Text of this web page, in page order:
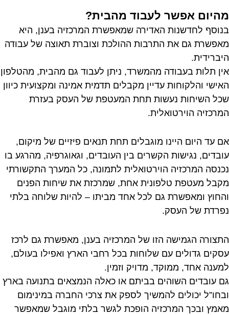
מהיום אפשר לעבוד מהבית?
בנוסף לחדשנות האדירה שמאפשרת המרכזיה בענן, היא
מאפשרת גם את התרבות ההולכת וצוברת תאוצה של עבודה
היברידית.
אין תלות בעבודה מהמשרד, ניתן לעבוד גם מהבית, מהטלפון
האישי והלקוחות עדיין מקבלים תדמית אמינה ומקצועית כיוון
שכל השיחות נעשות תחת המעטפת של העסק בעזרת
המרכזיה הוירטואלית.
אם עד היום היינו מוגבלים תחת תנאים פיזיים של מיקום,
עובדים, נגישות הקשרים בין העובדים, וגאוגרפיה, מהרגע בו
נכנסה המרכזיה הוירטואלית לתמונה, כל המערך התקשורתי
מקבל מעטפת טלפונית אחת, שמרכזת את שיחות הפנים
והחוץ ומאפשרת גם לכל אחד מביתו – להיות שלוחה בלתי
נפרדת של העסק.
התצורה הגמישה הזו של המרכזיה בענן, מאפשרת גם לרכז
עסקים גדולים עם שלוחות בכל רחבי הארץ ואפילו בעולם,
למענה אחד, ממוקד, מדויק וזמין.
גם עובדים השוהים בביתם או כאלה הנמצאים בתנועה בארץ
ובחו”ל יכולים להמשיך לספק את צרכי החברה במינימום
מאמץ ובכך המרכזיה הופכת לגשר בלתי מוגבל שמאפשר